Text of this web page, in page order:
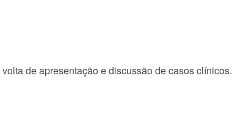
de apresentação e discussão de casos clínicos.